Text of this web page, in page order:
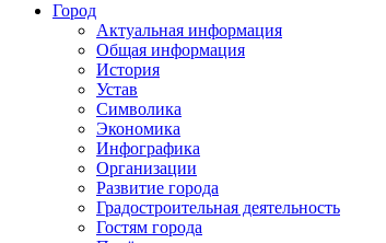
Город
Актуальная информация
Общая информация
История
Устав
Символика
Экономика
Инфографика
Организации
Развитие города
Градостроительная деятельность
Гостям города